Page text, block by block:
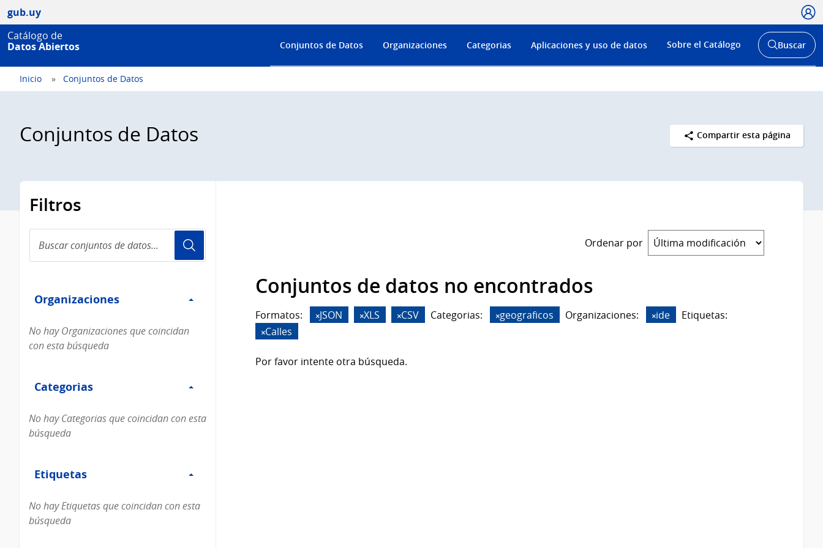
gub.uy
Catálogo de
Datos Abiertos
Menú
de
Conjuntos de Datos Organizaciones Categorias Aplicaciones y uso de datos Sobre el Catálogo
Abrir
buscador
Buscar
Inicio Conjuntos de Datos
Conjuntos de Datos Compartir esta página
Filtros
conjuntos
de
Organizaciones
Organizaciones
No hay Organizaciones que coincidan
con esta búsqueda
Categorias
Categorias
No hay Categorias que coincidan con esta
búsqueda
Etiquetas
Etiquetas
No hay Etiquetas que coincidan con esta
búsqueda
Ordenar por
Conjuntos de datos no encontrados
Formatos: JSON XLS CSV Categorias: geograficos Organizaciones: ide
Etiquetas:
Calles
Por favor intente otra búsqueda.